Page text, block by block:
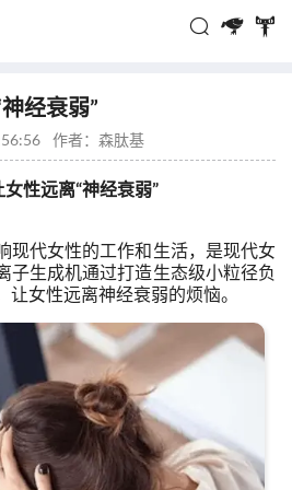
经衰弱”
作者： 森肽基
性远离“神经衰弱”
现代女性的工作和生活，是现代女
子生成机通过打造生态级小粒径负
女性远离神经衰弱的烦恼。